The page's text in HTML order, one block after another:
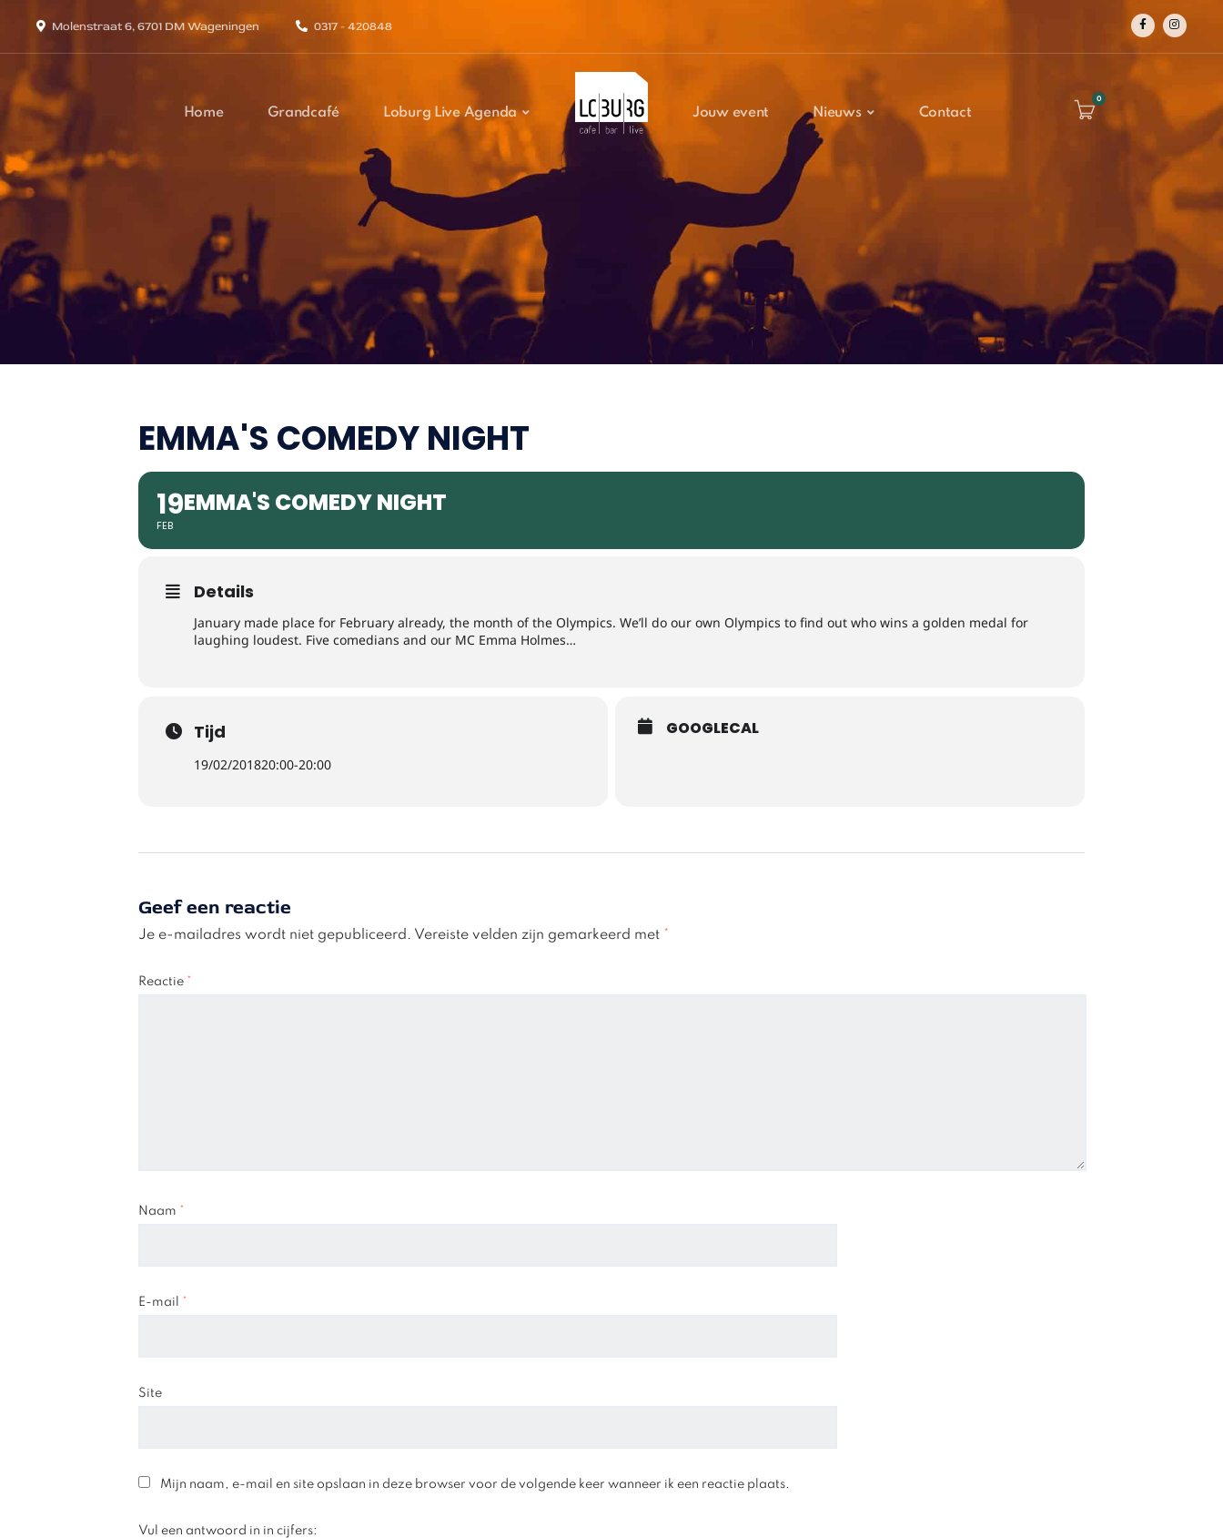
Molenstraat 6, 6701 DM Wageningen 0317 - 420848
Home Grandcafé Loburg Live Agenda Jouw event Nieuws Contact
0
EMMA'S COMEDY NIGHT
19
FEB
EMMA'S COMEDY NIGHT
Details
January made place for February already, the month of the Olympics. We’ll do our own Olympics to find out who wins a golden medal for
laughing loudest. Five comedians and our MC Emma Holmes…
Tijd
19/02/201820:00-20:00
GOOGLECAL
Geef een reactie
Je e-mailadres wordt niet gepubliceerd. Vereiste velden zijn gemarkeerd met *
Reactie *
Naam *
E-mail *
Site
Mijn naam, e-mail en site opslaan in deze browser voor de volgende keer wanneer ik een reactie plaats.
Vul een antwoord in in cijfers: